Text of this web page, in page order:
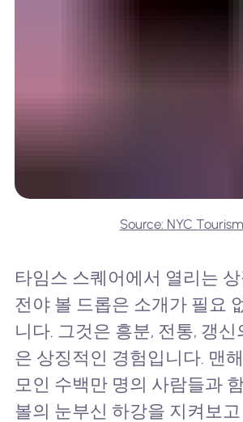
Source: NYC Tourism
타임스 스퀘어에서 열리는
전야 볼 드롭은 소개가 필요
니다. 그것은 흥분, 전통, 갱
은 상징적인 경험입니다. 맨
모인 수백만 명의 사람들과
볼의 눈부신 하강을 지켜보